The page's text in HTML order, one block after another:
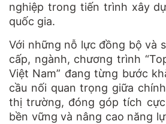
nghiệp trong tiến trình xây
quốc gia.
Với những nỗ lực đồng bộ và
cấp, ngành, chương trình
Việt Nam” đang từng bước
cầu nối quan trọng giữa
thị trường, đóng góp tích
bền vững và nâng cao năng